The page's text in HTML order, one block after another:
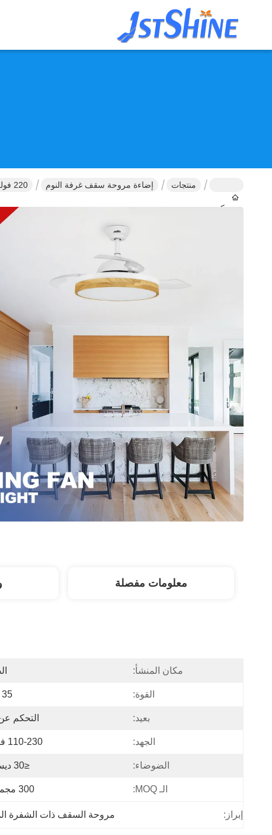
مسكن
منتجات إضاءة مروحة سقف غرفة النوم 220 فولت منخفضة الطاقة مصدر المروحة السقفية توفير الطاقة شفرة مطوية حديثة
معلومات مفصلة
مكان المنشأ:
القوة: 35 واط
بعيد: التحكم
الجهد: 110-230 فولت
الضوضاء: ≤30 ديسيبل
الـ MOQ: 300 مجموعة
إبراز: مروحة السقف ذات الشفرة